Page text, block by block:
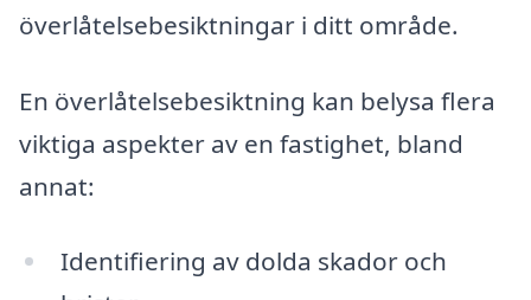
överlåtelsebesiktningar i ditt område.
En överlåtelsebesiktning kan belysa flera
viktiga aspekter av en fastighet, bland
annat:
Identifiering av dolda skador och